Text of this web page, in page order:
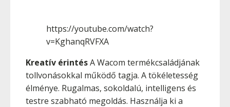
https://youtube.com/watch?
v=KghanqRVFXA
Kreatív érintésA Wacom termékcsaládjának
tollvonásokkal működő tagja. A tökéletesség
élménye. Rugalmas, sokoldalú, intelligens és
testre szabható megoldás. Használja ki a